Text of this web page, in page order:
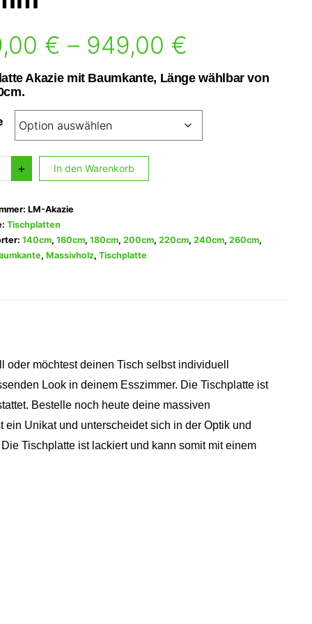
€ – 949,00 €
Akazie mit Baumkante, Länge wählbar von
+ In den Warenkorb
LM-Akazie
Tischplatten
140cm, 160cm, 180cm, 200cm, 220cm, 240cm, 260cm,
, Massivholz, Tischplatte
möchtest deinen Tisch selbst individuell
Look in deinem Esszimmer. Die Tischplatte ist
Bestelle noch heute deine massiven
Unikat und unterscheidet sich in der Optik und
Tischplatte ist lackiert und kann somit mit einem